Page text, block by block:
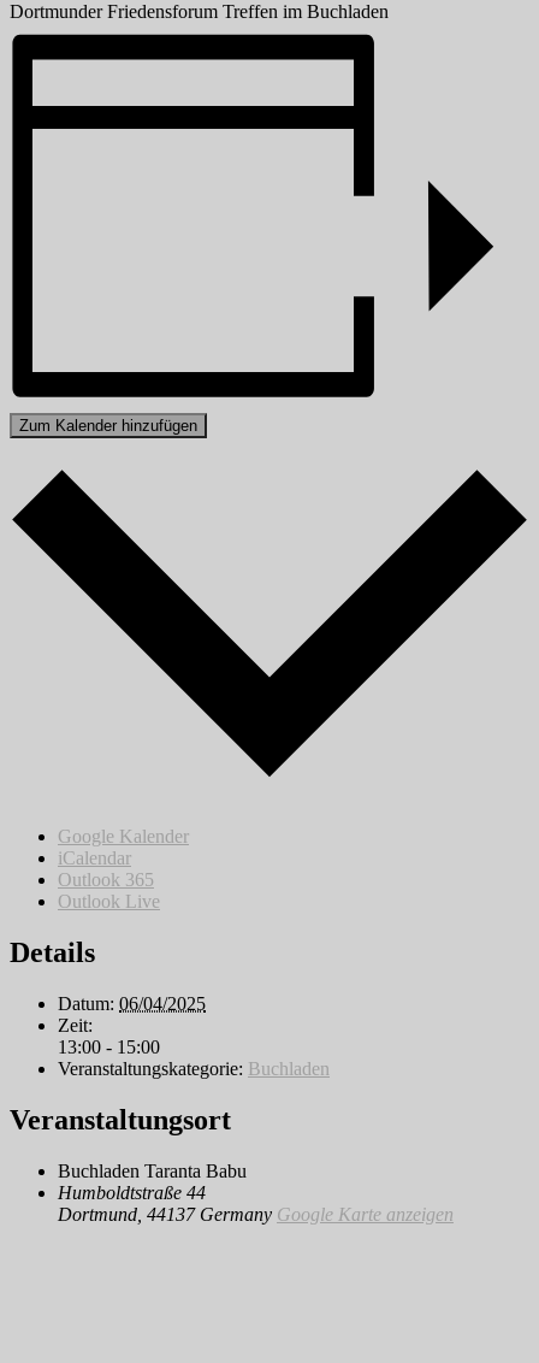
Dortmunder Friedensforum Treffen im Buchladen
Zum Kalender hinzufügen
Google Kalender
iCalendar
Outlook 365
Outlook Live
Details
Datum: 06/04/2025
Zeit:
13:00 - 15:00
Veranstaltungskategorie: Buchladen
Veranstaltungsort
Buchladen Taranta Babu
Humboldtstraße 44
Dortmund 44137 Germany Google Karte anzeigen